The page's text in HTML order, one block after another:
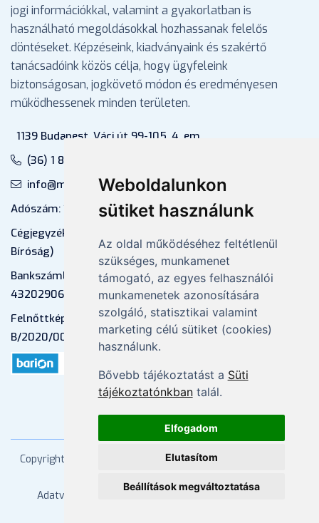
Weboldalunkon
sütiket használunk
Az oldal működéséhez feltétlenül
szükséges, munkamenet
támogató, az egyes felhasználói
munkamenetek azonosítására
szolgáló, statisztikai valamint
marketing célú sütiket (cookies)
használunk.
Bővebb tájékoztatást a Süti
tájékoztatónkbantalál.
Elfogadom
Elutasítom
Beállítások megváltoztatása
jogi információkkal, valamint a gyakorlatban is
használható megoldásokkal hozhassanak felelős
döntéseket. Képzéseink, kiadványaink és szakértő
tanácsadóink közös célja, hogy ügyfeleink
biztonságosan, jogkövető módon és eredményesen
működhessenek minden területen.
1139 Budapest, Váci út 99-105. 4. em.
(36) 1 880 76 00
info@mprx.hu
Adószám: 13598145-2-41
Cégjegyzékszám: 01-09-883770 (Fővárosi
Bíróság)
Bankszámlaszám: CIB Bank, 10700581-
43202906-51100005
Felnőttképzési nyilvántartási szám:
B/2020/000053
Copyright 2026 Mprx. Minden jog fenntartva
Adatvédelem
ÁSZF Impresszum